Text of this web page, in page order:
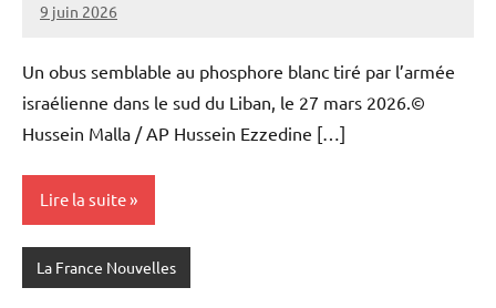
9 juin 2026
Admins
Un obus semblable au phosphore blanc tiré par l’armée
israélienne dans le sud du Liban, le 27 mars 2026.©
Hussein Malla / AP Hussein Ezzedine […]
Lire la suite
La France Nouvelles